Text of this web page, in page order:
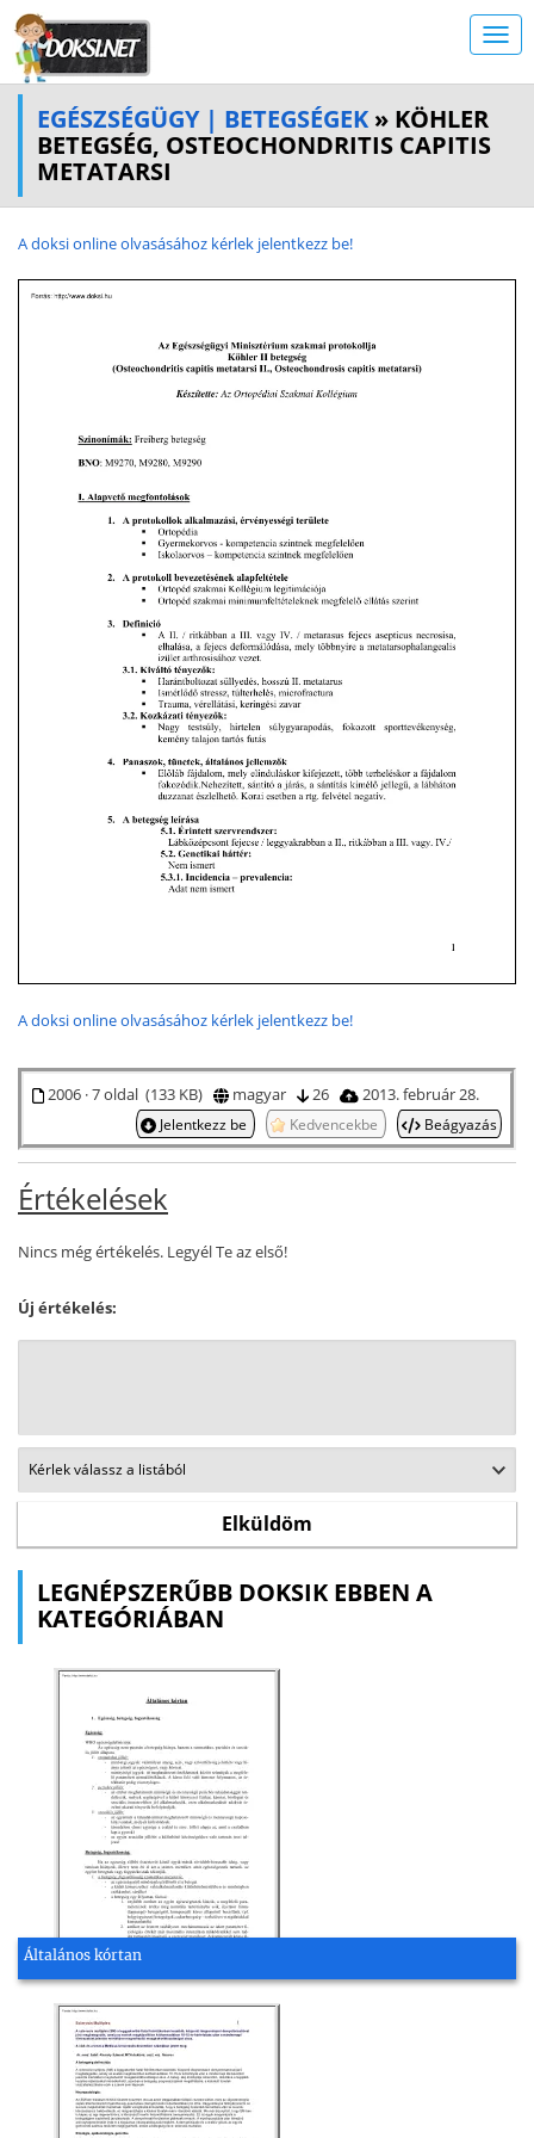
EGÉSZSÉGÜGY | BETEGSÉGEK » KÖHLER
BETEGSÉG, OSTEOCHONDRITIS CAPITIS
METATARSI
A doksi online olvasásához kérlek jelentkezz be!
A doksi online olvasásához kérlek jelentkezz be!
2006 · 7 oldal (133 KB) magyar 26 2013. február 28.
Jelentkezz be Kedvencekbe Beágyazás
Értékelések
Nincs még értékelés. Legyél Te az első!
Új értékelés:
LEGNÉPSZERŰBB DOKSIK EBBEN A
KATEGÓRIÁBAN
Általános kórtan